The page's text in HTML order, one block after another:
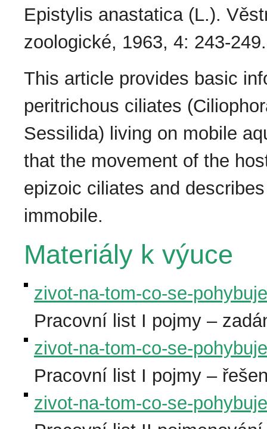
Epistylis anastatica (L.).
zoologické, 1963, 4: 243-249.
This article provides basic
peritrichous cilia­tes
Sessilida) living on mobile
that the movement of the
epizoic ciliates and
immobile.
Materiály k výuce
zivot-na-tom-co-se-
Pracovní list I pojmy –
zivot-na-tom-co-se-
Pracovní list I pojmy –
zivot-na-tom-co-se-